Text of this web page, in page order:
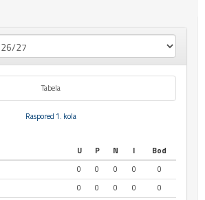
Tabela
Raspored 1. kola
U P N I
Bod
0 0 0 0
0
0 0 0 0
0